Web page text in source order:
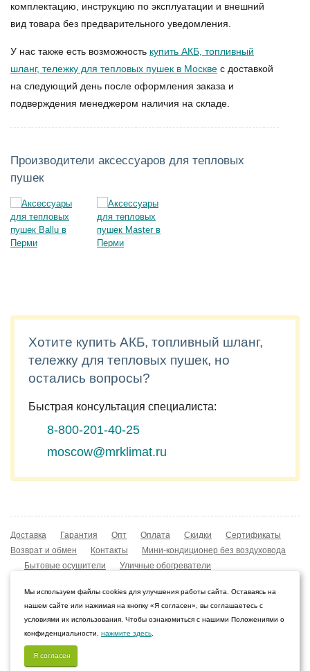
комплектацию, инструкцию по эксплуатации и внешний
вид товара без предварительного уведомления.
У нас также есть возможность купить АКБ, топливный
шланг, тележку для тепловых пушек в Москве с доставкой
на следующий день после оформления заказа и
подверждения менеджером наличия на складе.
Производители аксессуаров для тепловых
пушек
Хотите купить АКБ, топливный шланг,
тележку для тепловых пушек, но
остались вопросы?
Быстрая консультация специалиста:
8-800-201-40-25
moscow@mrklimat.ru
Доставка Гарантия Опт Оплата Скидки
Сертификаты
Возврат и обмен
Контакты
Мини-кондиционер без воздуховода
Бытовые осушители
Уличные обогреватели
Охладители воздуха
Конвекторы NOBO
© 2009–2026 Интернет-магазин «Мистер Климат»
Пермь, Пермский край
Мы используем файлы cookies для улучшения работы сайта. Оставаясь на
нашем сайте или нажимая на кнопку «Я согласен», вы соглашаетесь с
условиями их использования. Чтобы ознакомиться с нашими Положениями о
конфиденциальности, нажмите здесь
Я согласен